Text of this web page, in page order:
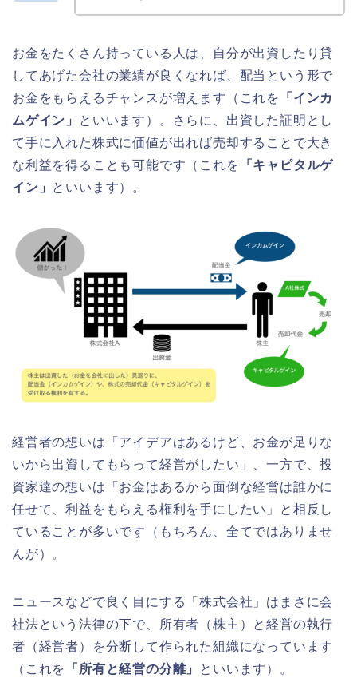
お金をたくさん持っている人は、自分が出資したり貸
してあげた会社の業績が良くなれば、配当という形で
お金をもらえるチャンスが増えます（これを
「インカ
ムゲイン」
といいます）。さらに、出資した証明とし
て手に入れた株式に価値が出れば売却することで大き
な利益を得ることも可能です（これを 「キャピタルゲ
イン」 といいます）。
経営者の想いは「アイデアはあるけど、お金が足りな
いから出資してもらって経営がしたい」、一方で、投
資家達の想いは「お金はあるから面倒な経営は誰かに
任せて、利益をもらえる権利を手にしたい」と相反し
ていることが多いです（もちろん、全てではありませ
んが）。
ニュースなどで良く目にする「株式会社」はまさに会
社法という法律の下で、所有者（株主）と経営の執行
者（経営者）を分断して作られた組織になっています
（これを
「所有と経営の分離」 といいます）。